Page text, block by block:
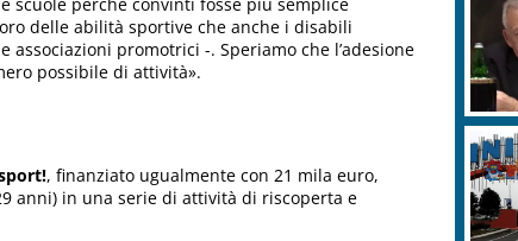
delle abilità sportive che anche i disabili
associazioni promotrici -. Speriamo che l’adesione
possibile di attività».
, finanziato ugualmente con 21 mila euro,
anni) in una serie di attività di riscoperta e